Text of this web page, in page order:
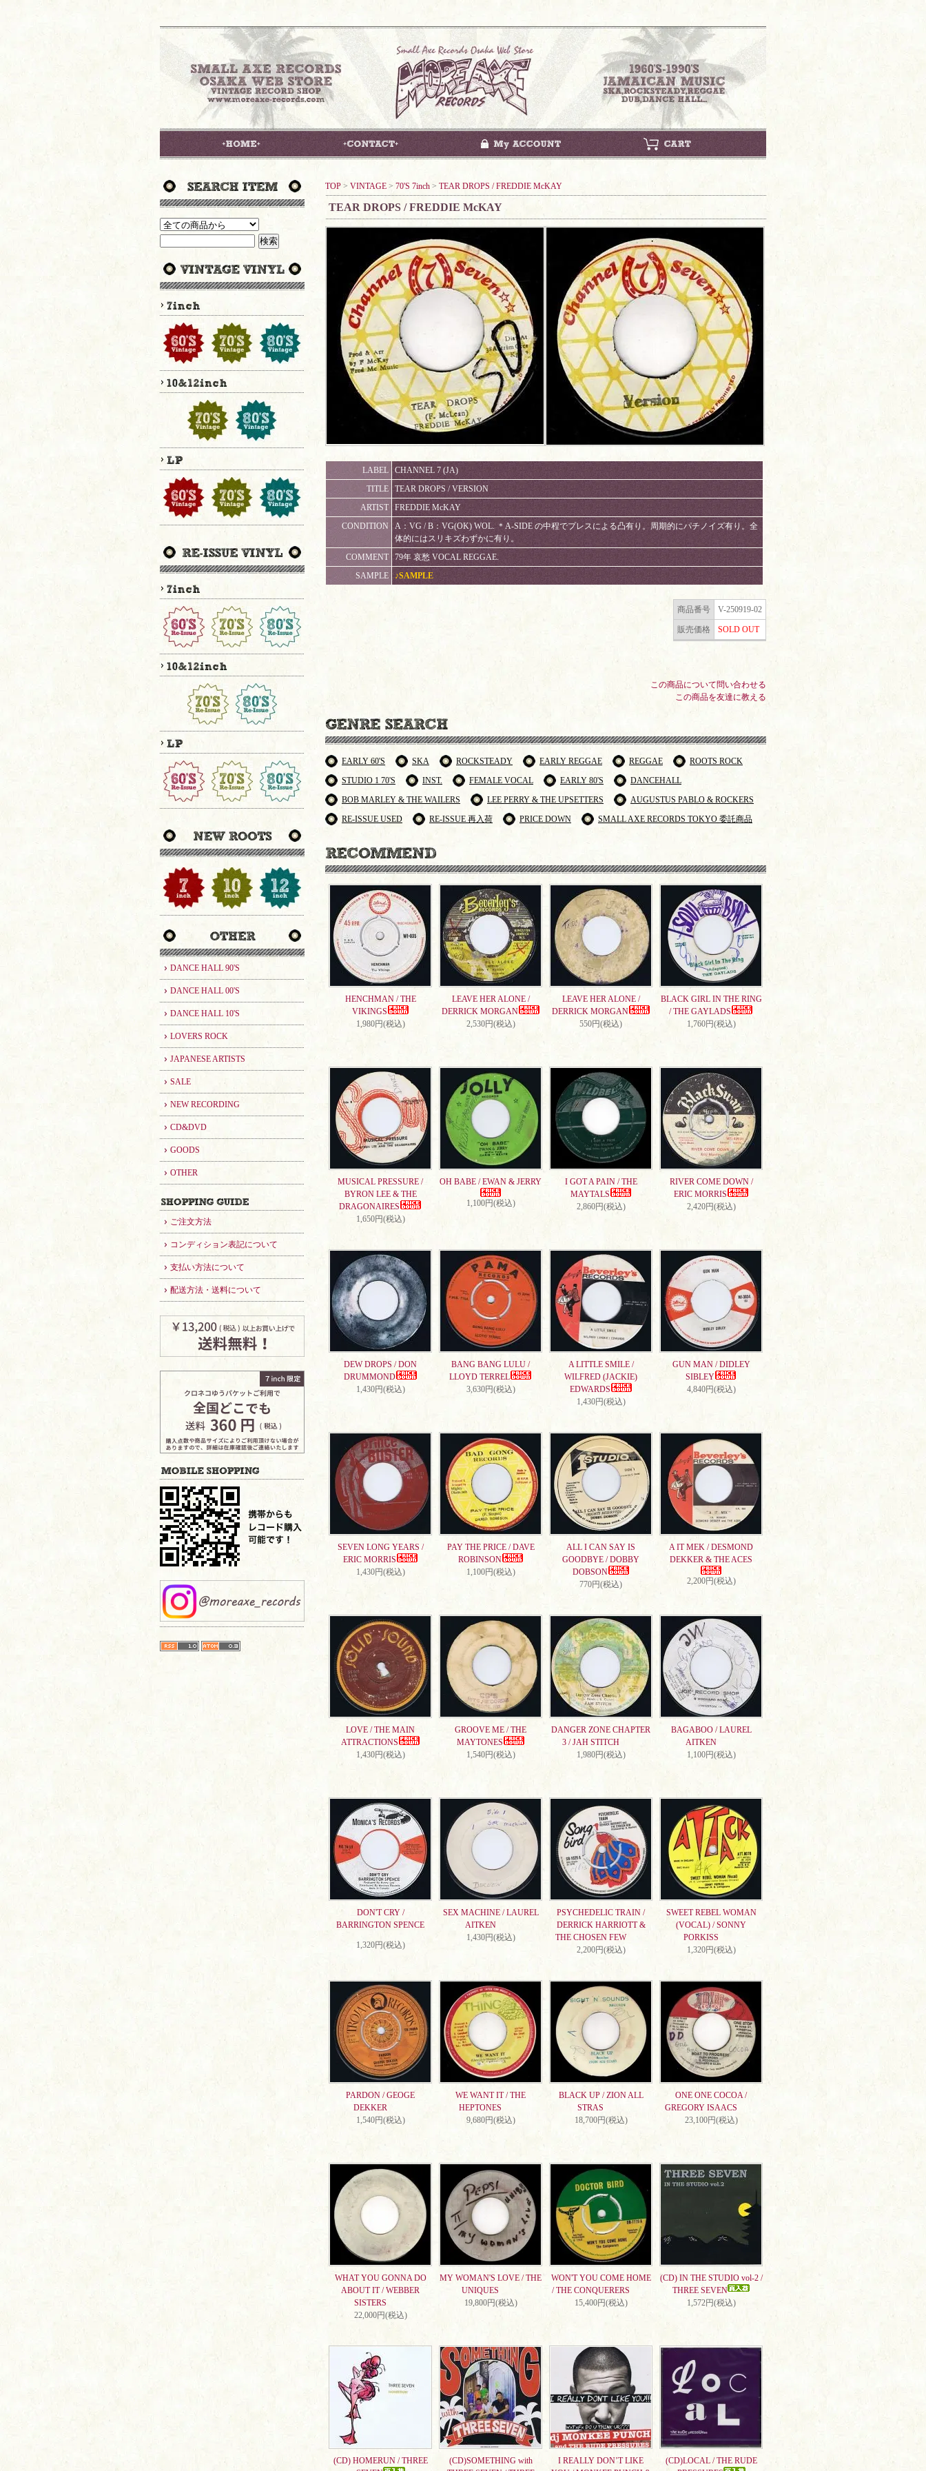
DANCE HALL 90'S
DANCE HALL 00'S
DANCE HALL 10'S
LOVERS ROCK
JAPANESE ARTISTS
SALE
NEW RECORDING
CD&DVD
GOODS
OTHER
ご注文方法
コンディション表記について
支払い方法について
配送方法・送料について
TOP > VINTAGE > 70'S 7inch > TEAR DROPS / FREDDIE McKAY
TEAR DROPS / FREDDIE McKAY
LABEL
CHANNEL 7 (JA)
TITLE
TEAR DROPS / VERSION
ARTIST
FREDDIE McKAY
CONDITION
A：VG / B：VG(OK) WOL. ＊A-SIDE の中程でプレスによる凸有り。周期的にパチノイズ有り。全
体的にはスリキズわずかに有り。
COMMENT
79年 哀愁 VOCAL REGGAE.
SAMPLE
♪SAMPLE
商品番号 V-250919-02
販売価格 SOLD OUT
この商品について問い合わせる
この商品を友達に教える
EARLY 60'S SKA ROCKSTEADY EARLY REGGAE REGGAE
ROOTS ROCK
STUDIO 1 70'S
INST. FEMALE VOCAL EARLY 80'S
DANCEHALL
BOB MARLEY & THE WAILERS
LEE PERRY & THE UPSETTERS
AUGUSTUS PABLO & ROCKERS
RE-ISSUE USED
RE-ISSUE 再入荷 PRICE DOWN SMALL AXE RECORDS TOKYO 委託商品
HENCHMAN / THE
VIKINGS
1,980円(税込)
LEAVE HER ALONE /
DERRICK MORGAN
2,530円(税込)
LEAVE HER ALONE /
DERRICK MORGAN
550円(税込)
BLACK GIRL IN THE RING
/ THE GAYLADS
1,760円(税込)
MUSICAL PRESSURE /
BYRON LEE & THE
DRAGONAIRES
1,650円(税込)
OH BABE / EWAN & JERRY
1,100円(税込)
I GOT A PAIN / THE
MAYTALS
2,860円(税込)
RIVER COME DOWN /
ERIC MORRIS
2,420円(税込)
DEW DROPS / DON
DRUMMOND
1,430円(税込)
BANG BANG LULU /
LLOYD TERREL
3,630円(税込)
A LITTLE SMILE /
WILFRED (JACKIE)
EDWARDS
1,430円(税込)
GUN MAN / DIDLEY
SIBLEY
4,840円(税込)
SEVEN LONG YEARS /
ERIC MORRIS
1,430円(税込)
PAY THE PRICE / DAVE
ROBINSON
1,100円(税込)
ALL I CAN SAY IS
GOODBYE / DOBBY
DOBSON
770円(税込)
A IT MEK / DESMOND
DEKKER & THE ACES
2,200円(税込)
LOVE / THE MAIN
ATTRACTIONS
1,430円(税込)
GROOVE ME / THE
MAYTONES
1,540円(税込)
DANGER ZONE CHAPTER
3 / JAH STITCH
1,980円(税込)
BAGABOO / LAUREL
AITKEN
1,100円(税込)
DON'T CRY /
BARRINGTON SPENCE
1,320円(税込)
SEX MACHINE / LAUREL
AITKEN
1,430円(税込)
PSYCHEDELIC TRAIN /
DERRICK HARRIOTT &
THE CHOSEN FEW
2,200円(税込)
SWEET REBEL WOMAN
(VOCAL) / SONNY
PORKISS
1,320円(税込)
PARDON / GEOGE
DEKKER
1,540円(税込)
WE WANT IT / THE
HEPTONES
9,680円(税込)
BLACK UP / ZION ALL
STRAS
18,700円(税込)
ONE ONE COCOA /
GREGORY ISAACS
23,100円(税込)
WHAT YOU GONNA DO
ABOUT IT / WEBBER
SISTERS
22,000円(税込)
MY WOMAN'S LOVE / THE
UNIQUES
19,800円(税込)
WON'T YOU COME HOME
/ THE CONQUERERS
15,400円(税込)
(CD) IN THE STUDIO vol-2 /
THREE SEVEN
1,572円(税込)
(CD) HOMERUN / THREE
(CD)SOMETHING with
I REALLY DON’T LIKE
(CD)LOCAL / THE RUDE